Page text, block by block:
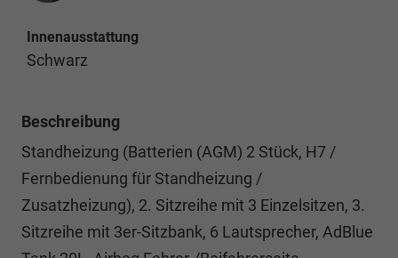
Innenausstattung
Schwarz
Beschreibung
Standheizung (Batterien (AGM) 2 Stück, H7 /
Fernbedienung für Standheizung /
Zusatzheizung), 2. Sitzreihe mit 3 Einzelsitzen, 3.
Sitzreihe mit 3er-Sitzbank, 6 Lautsprecher, AdBlue